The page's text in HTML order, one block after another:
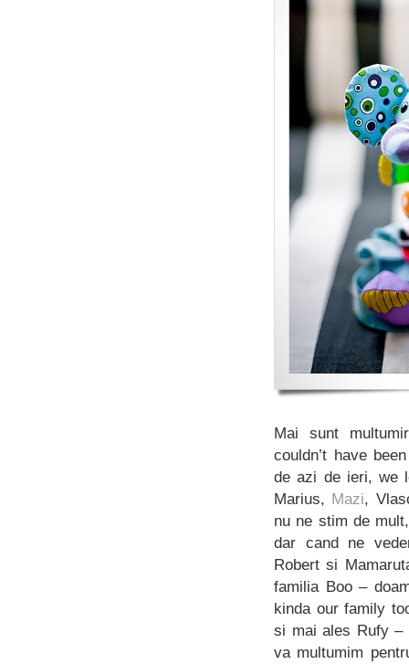
Mai sunt
couldn’t have
de azi de ieri, we
Marius, Mazi,
nu ne stim de
dar cand ne
Robert si
familia Boo –
kinda our family
si mai ales Rufy –
va multumim